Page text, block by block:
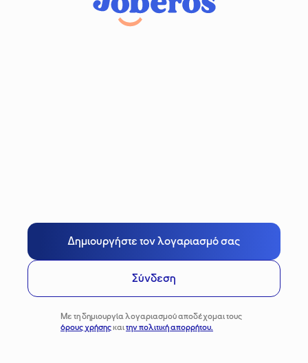
Δημιουργήστε τον λογαριασμό σας
Σύνδεση
Με τη δημιουργία λογαριασμού αποδέχομαι τους
όρους χρήσηςκαιτην πολιτική απορρήτου.